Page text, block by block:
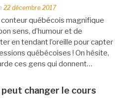
22 décembre 2017
conteur québécois magnifique
sens, d’humour et de
en tendant l’oreille pour capter
québécoises ! On hésite,
ces gens qui donnent…
changer le cours